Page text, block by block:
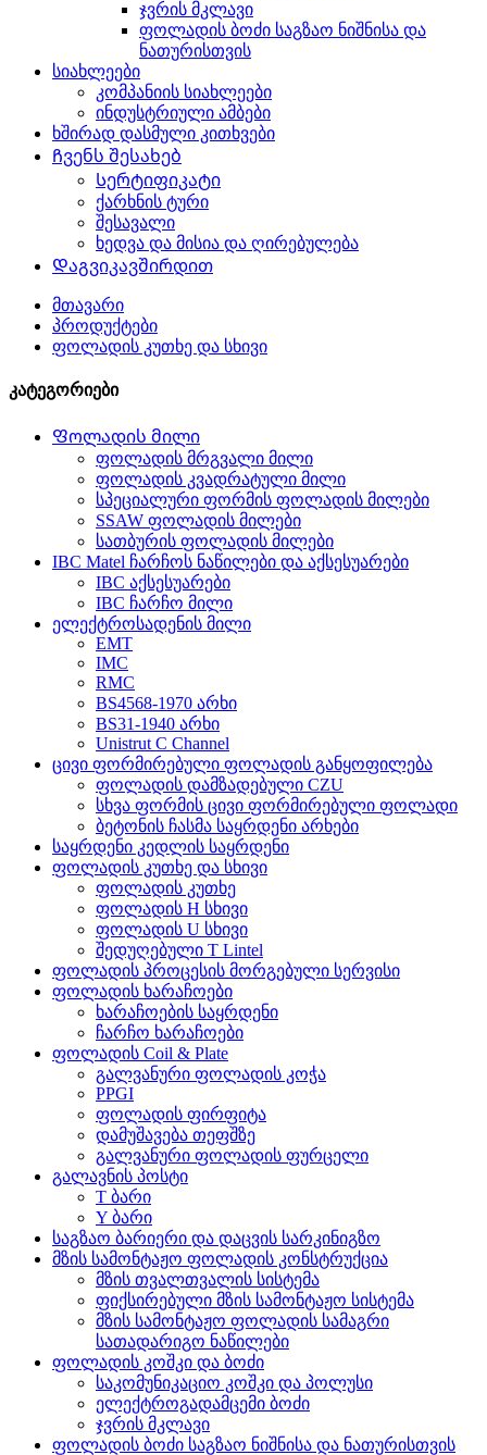
ჯვრის მკლავი
ფოლადის ბოძი საგზაო ნიშნისა და
ნათურისთვის
სიახლეები
კომპანიის სიახლეები
ინდუსტრიული ამბები
ხშირად დასმული კითხვები
Ჩვენს შესახებ
Სერტიფიკატი
ქარხნის ტური
შესავალი
ხედვა და მისია და ღირებულება
Დაგვიკავშირდით
მთავარი
პროდუქტები
ფოლადის კუთხე და სხივი
კატეგორიები
Ფოლადის მილი
ფოლადის მრგვალი მილი
ფოლადის კვადრატული მილი
სპეციალური ფორმის ფოლადის მილები
SSAW ფოლადის მილები
სათბურის ფოლადის მილები
IBC Matel ჩარჩოს ნაწილები და აქსესუარები
IBC აქსესუარები
IBC ჩარჩო მილი
ელექტროსადენის მილი
EMT
IMC
RMC
BS4568-1970 არხი
BS31-1940 არხი
Unistrut C Channel
ცივი ფორმირებული ფოლადის განყოფილება
ფოლადის დამზადებული CZU
სხვა ფორმის ცივი ფორმირებული ფოლადი
ბეტონის ჩასმა საყრდენი არხები
საყრდენი კედლის საყრდენი
ფოლადის კუთხე და სხივი
ფოლადის კუთხე
ფოლადის H სხივი
ფოლადის U სხივი
შედუღებული T Lintel
ფოლადის პროცესის მორგებული სერვისი
ფოლადის ხარაჩოები
ხარაჩოების საყრდენი
ჩარჩო ხარაჩოები
ფოლადის Coil & Plate
გალვანური ფოლადის კოჭა
PPGI
ფოლადის ფირფიტა
დამუშავება თეფშზე
გალვანური ფოლადის ფურცელი
გალავნის პოსტი
T ბარი
Y ბარი
საგზაო ბარიერი და დაცვის სარკინიგზო
მზის სამონტაჟო ფოლადის კონსტრუქცია
მზის თვალთვალის სისტემა
ფიქსირებული მზის სამონტაჟო სისტემა
მზის სამონტაჟო ფოლადის სამაგრი
სათადარიგო ნაწილები
ფოლადის კოშკი და ბოძი
საკომუნიკაციო კოშკი და პოლუსი
ელექტროგადამცემი ბოძი
ჯვრის მკლავი
ფოლადის ბოძი საგზაო ნიშნისა და ნათურისთვის